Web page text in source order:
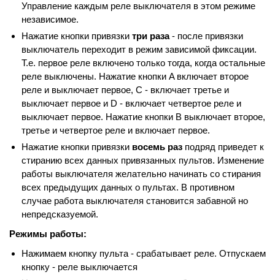
Управление каждым реле выключателя в этом режиме
независимое.
Нажатие кнопки привязки три раза- после привязки
выключатель переходит в режим зависимой фиксации.
Т.е. первое реле включено только тогда, когда остальные
реле выключены. Нажатие кнопки A включает второе
реле и выключает первое, С - включает третье и
выключает первое и D - включает четвертое реле и
выключает первое. Нажатие кнопки B выключает второе,
третье и четвертое реле и включает первое.
Нажатие кнопки привязки восемь раз подряд приведет к
стиранию всех данных привязанных пультов. Изменение
работы выключателя желательно начинать со стирания
всех предыдущих данных о пультах. В противном
случае работа выключателя становится забавной но
непредсказуемой.
Режимы работы:
Нажимаем кнопку пульта - срабатывает реле. Отпускаем
кнопку - реле выключается